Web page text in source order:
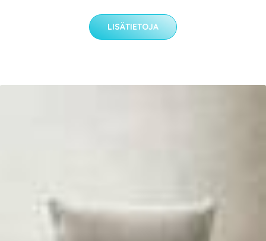
LISÄTIETOJA